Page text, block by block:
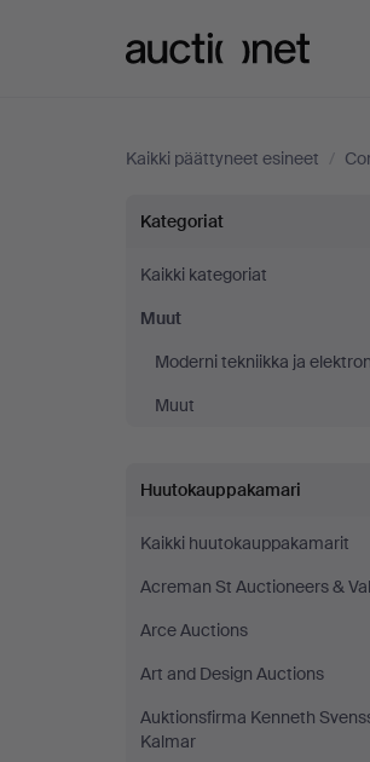
Kaikki päättyneet esineet /
Muut
Connoisseur
Bokauktioner
Kategoriat
Kaikki kategoriat
Muut
Moderni tekniikka ja
Muut
Huutokauppakamari
Kaikki huutokauppakamarit
Acreman St Auctioneers &
Arce Auctions
Art and Design Auctions
Auktionsfirma Kenneth
Kalmar